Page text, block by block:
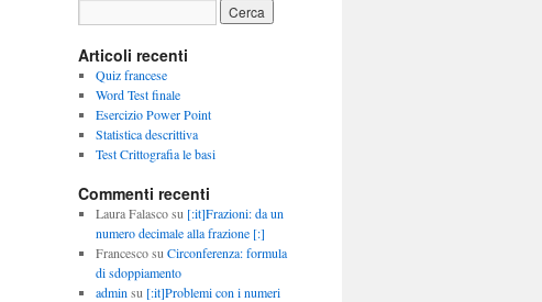
Articoli recenti
Quiz francese
Word Test finale
Esercizio Power Point
Statistica descrittiva
Test Crittografia le basi
Commenti recenti
Laura Falascosu [:it]Frazioni: da un
numero decimale alla frazione [:]
Francescosu Circonferenza: formula
di sdoppiamento
admin su [:it]Problemi con i numeri